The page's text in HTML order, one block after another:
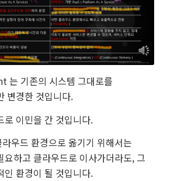
기존의 시스템 그대로를
변경한 것입니다.
로 이민을 간 것입니다.
우드 환경으로 옮기기 위해서는
요하고 클라우드로 이사가더라도, 그
인 환경이 될 것입니다.